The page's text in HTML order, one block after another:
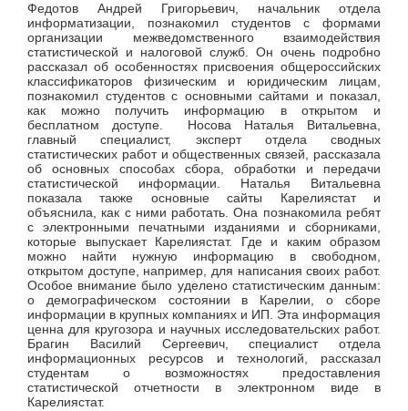
Федотов Андрей Григорьевич, начальник отдела
информатизации, познакомил студентов с формами
организации межведомственного взаимодействия
статистической и налоговой служб. Он очень подробно
рассказал об особенностях присвоения общероссийских
классификаторов физическим и юридическим лицам,
познакомил студентов с основными сайтами и показал,
как можно получить информацию в открытом и
бесплатном доступе. Носова Наталья Витальевна,
главный специалист, эксперт отдела сводных
статистических работ и общественных связей, рассказала
об основных способах сбора, обработки и передачи
статистической информации. Наталья Витальевна
показала также основные сайты Карелиястат и
объяснила, как с ними работать. Она познакомила ребят
с электронными печатными изданиями и сборниками,
которые выпускает Карелиястат. Где и каким образом
можно найти нужную информацию в свободном,
открытом доступе, например, для написания своих работ.
Особое внимание было уделено статистическим данным:
о демографическом состоянии в Карелии, о сборе
информации в крупных компаниях и ИП. Эта информация
ценна для кругозора и научных исследовательских работ.
Брагин Василий Сергеевич, специалист отдела
информационных ресурсов и технологий, рассказал
студентам о возможностях предоставления
статистической отчетности в электронном виде в
Карелиястат.